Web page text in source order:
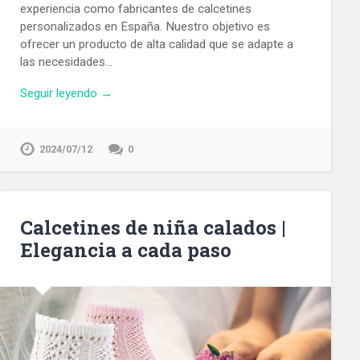
experiencia como fabricantes de calcetines
personalizados en España. Nuestro objetivo es
ofrecer un producto de alta calidad que se adapte a
las necesidades…
Seguir leyendo →
2024/07/12 0
Calcetines de niña calados |
Elegancia a cada paso